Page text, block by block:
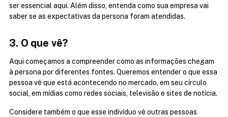
ser essencial aqui. Além disso, entenda como sua empresa vai
saber se as expectativas da persona foram atendidas.
3. O que vê?
Aqui começamos a compreender como as informações chegam
à persona por diferentes fontes. Queremos entender o que essa
pessoa vê que está acontecendo no mercado, em seu círculo
social, em mídias como redes sociais, televisão e sites de notícia.
Considere também o que esse indivíduo vê outras pessoas